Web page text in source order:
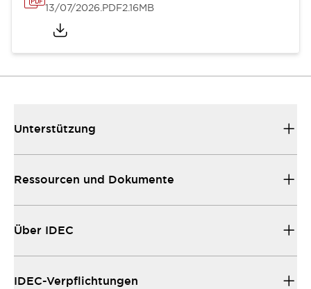
13/07/2026.PDF2.16MB
Unterstützung
Ressourcen und Dokumente
Über IDEC
IDEC-Verpflichtungen